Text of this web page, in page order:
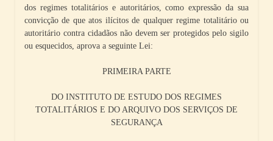
dos regimes totalitários e autoritários, como expressão da sua
convicção de que atos ilícitos de qualquer regime totalitário ou
autoritário contra cidadãos não devem ser protegidos pelo sigilo
ou esquecidos, aprova a seguinte Lei:
PRIMEIRA PARTE
DO INSTITUTO DE ESTUDO DOS REGIMES
TOTALITÁRIOS E DO ARQUIVO DOS SERVIÇOS DE
SEGURANÇA